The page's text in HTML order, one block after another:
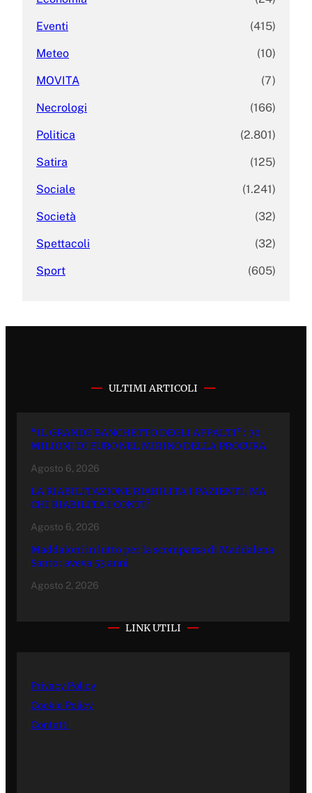
Eventi (415)
Meteo (10)
MOVITA (7)
Necrologi (166)
Politica (2.801)
Satira (125)
Sociale (1.241)
Società (32)
Spettacoli (32)
Sport (605)
ULTIMI ARTICOLI
“IL GRANDE BANCHETTO DEGLI APPALTI”: 70
MILIONI DI EURO NEL MIRINO DELLA PROCURA.
Agosto 6, 2026
LA RIABILITAZIONE RIABILITA I PAZIENTI, MA
CHI RIABILITA I CONTI?
Agosto 6, 2026
Maddaloni in lutto per la scomparsa di Maddalena
Santo: aveva 53 anni
Agosto 2, 2026
LINK UTILI
Privacy Policy
Cookie Policy
Contatti